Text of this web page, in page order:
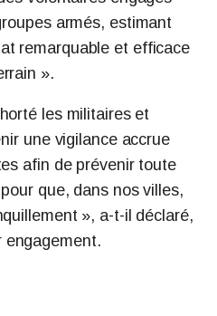
armés, estimant
remarquable et efficace
».
les militaires et
une vigilance accrue
afin de prévenir toute
que, dans nos villes,
», a-t-il déclaré,
engagement.